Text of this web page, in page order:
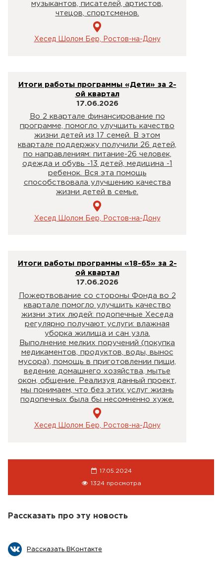
музыкантов, писателей, артистов,
чтецов, спортсменов.
Хесед Шолом Бер, Ростов-на-Дону
Итоги работы программы «Дети» за 2-
ой квартал
17.06.2026
Во 2 квартале финансирование по
программе, помогло улучшить качество
жизни детей из 17 семей. В этом
квартале поддержку получили 26 детей,
по направлениям: питание-26 человек,
одежда и обувь -13 детей, медицина -1
ребенок. Вся эта помощь
способствовала улучшению качества
жизни детей в семье.
Хесед Шолом Бер, Ростов-на-Дону
Итоги работы программы «18-65» за 2-
ой квартал
17.06.2026
Пожертвование со стороны Фонда во 2
квартале помогло улучшить качество
жизни этих людей: подопечные Хеседа
регулярно получают услуги: влажная
уборка жилища и сан узла.
Выполнение мелких поручений (покупка
медикаментов, продуктов, воды, вынос
мусора), помощь в приготовлении пищи,
ведение домашнего хозяйства, мытье
окон, общение. Реализуя данный проект,
мы понимаем, что без этих услуг жизнь
подопечных была бы несомненно хуже.
Хесед Шолом Бер, Ростов-на-Дону
17.05.2024
1324 просмотра
Рассказать про эту новость
Рассказать ВКонтакте